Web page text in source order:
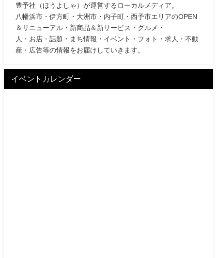
豊予社（ほうよしゃ）が運営するローカルメディア。
八幡浜市・伊方町・大洲市・内子町・西予市エリアのOPEN
＆リニューアル・新商品＆新サービス・グルメ・
人・お店・話題・まち情報・イベント・フォト・求人・不動
産・広告等の情報をお届けしていきます。
イベントカレンダー